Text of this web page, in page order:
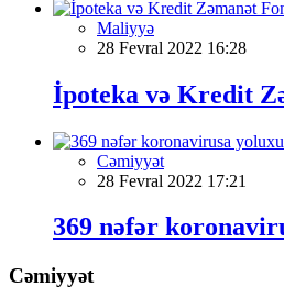
Maliyyə
28 Fevral 2022 16:28
İpoteka və Kredit
Cəmiyyət
28 Fevral 2022 17:21
369 nəfər
Cəmiyyət